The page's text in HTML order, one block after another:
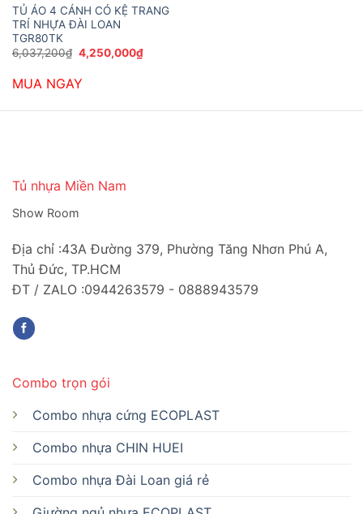
TỦ ÁO 4 CÁNH CÓ KỆ TRANG
TRÍ NHỰA ĐÀI LOAN
TGR80TK
6,037,200₫ Giá
gốc
6,037,200₫.
4,250,000₫Giá
hiện
MUA NGAY
Tủ nhựa Miền Nam
Show Room
Địa chỉ :43A Đường 379, Phường Tăng Nhơn Phú A,
Thủ Đức, TP.HCM
ĐT / ZALO :0944263579 - 0888943579
Combo trọn gói
Combo nhựa cứng ECOPLAST
Combo nhựa CHIN HUEI
Combo nhựa Đài Loan giá rẻ